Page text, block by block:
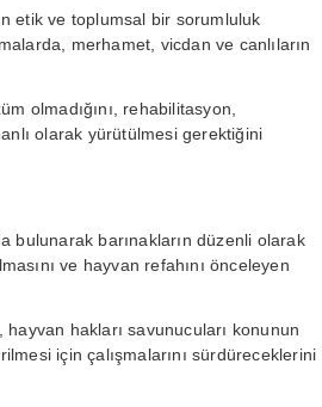
etik ve toplumsal bir sorumluluk
merhamet, vicdan ve canlıların
olmadığını, rehabilitasyon,
olarak yürütülmesi gerektiğini
bulunarak barınakların düzenli olarak
ve hayvan refahını önceleyen
hakları savunucuları konunun
için çalışmalarını sürdüreceklerini